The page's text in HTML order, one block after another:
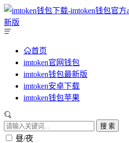
首页
imtoken官网钱包
imtoken钱包最新版
imtoken安卓下载
imtoken钱包苹果
搜 索
昼/夜